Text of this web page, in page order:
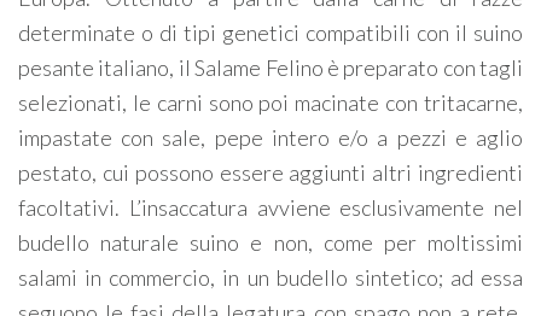
determinate o di tipi genetici compatibili con il suino
pesante italiano, il Salame Felino è preparato con tagli
selezionati, le carni sono poi macinate con tritacarne,
impastate con sale, pepe intero e/o a pezzi e aglio
pestato, cui possono essere aggiunti altri ingredienti
facoltativi. L’insaccatura avviene esclusivamente nel
budello naturale suino e non, come per moltissimi
salami in commercio, in un budello sintetico; ad essa